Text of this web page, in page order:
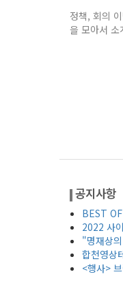
정책, 회의
을 모아서 소
공지사항
BEST
2022 사
"명재상
합천영상
<행사>